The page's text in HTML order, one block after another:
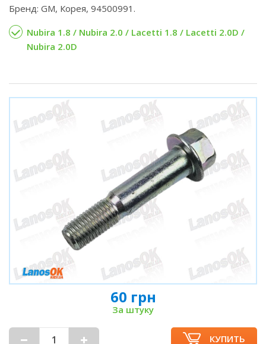
Бренд: GM, Корея, 94500991.
Nubira 1.8 / Nubira 2.0 / Lacetti 1.8 / Lacetti 2.0D /
Nubira 2.0D
60 грн
За штуку
КУПИТЬ